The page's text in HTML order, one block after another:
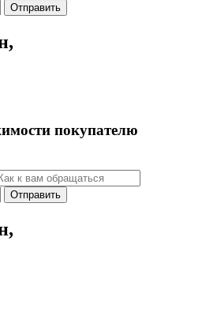
Отправить
покупателю
Отправить